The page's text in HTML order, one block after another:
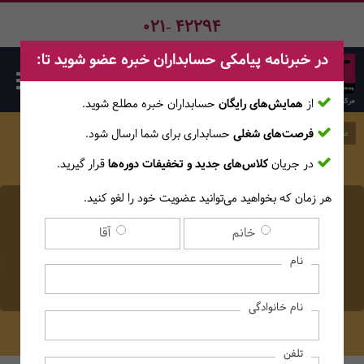
021- 42294
چه شرکت‌هایی بهتر است از
هزینه یابی بر مبنای فعالیت
(ABC) استفاده کنند؟
صفحه اصلی وبلاگ
در خبرنامه پیامکی حسابداران خبره عضو شوید تا:
از همایش‌های رایگان حسابداران خبره مطلع ‎شوید.
فرصت‌های شغلی حسابداری برای شما ارسال شود.
در جریانکلاس‌های جدید و تخفیفات دوره‌هاقرار گیرید.
هر زمان که بخواهید می‌توانید عضویت خود را لغو کنید.
خانم آقا
نام
نام خانوادگی
تلفن